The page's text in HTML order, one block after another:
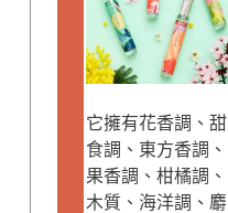
它擁有花香調、甜
食調、東方香調、
果香調、柑橘調、
木質、海洋調、麝